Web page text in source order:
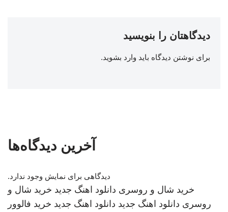
دیدگاهتان را بنویسید
برای نوشتن دیدگاه باید وارد بشوید.
آخرین دیدگاه‌ها
دیدگاهی برای نمایش وجود ندارد.
خرید شال و روسری دانلود اهنگ جدید خرید شال و
روسری دانلود اهنگ جدید دانلود اهنگ جدید خرید فالوور